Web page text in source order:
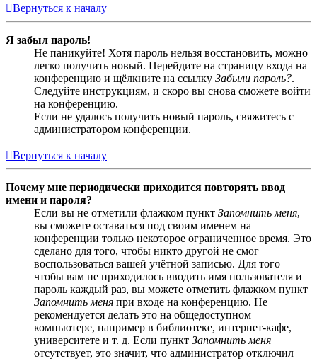
Вернуться к началу
Я забыл пароль!
Не паникуйте! Хотя пароль нельзя восстановить, можно
легко получить новый. Перейдите на страницу входа на
конференцию и щёлкните на ссылку Забыли пароль?.
Следуйте инструкциям, и скоро вы снова сможете войти
на конференцию.
Если не удалось получить новый пароль, свяжитесь с
администратором конференции.
Вернуться к началу
Почему мне периодически приходится повторять ввод
имени и пароля?
Если вы не отметили флажком пункт Запомнить меня,
вы сможете оставаться под своим именем на
конференции только некоторое ограниченное время. Это
сделано для того, чтобы никто другой не смог
воспользоваться вашей учётной записью. Для того
чтобы вам не приходилось вводить имя пользователя и
пароль каждый раз, вы можете отметить флажком пункт
Запомнить меня при входе на конференцию. Не
рекомендуется делать это на общедоступном
компьютере, например в библиотеке, интернет-кафе,
университете и т. д. Если пункт Запомнить меня
отсутствует, это значит, что администратор отключил